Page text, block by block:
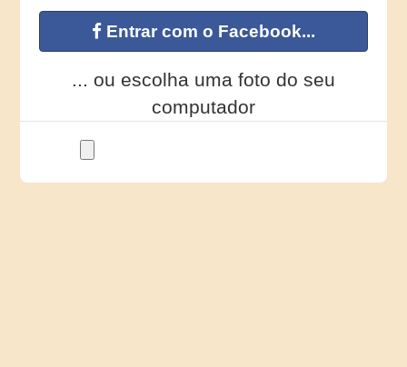
Entrar com o Facebook...
... ou escolha uma foto do seu
computador